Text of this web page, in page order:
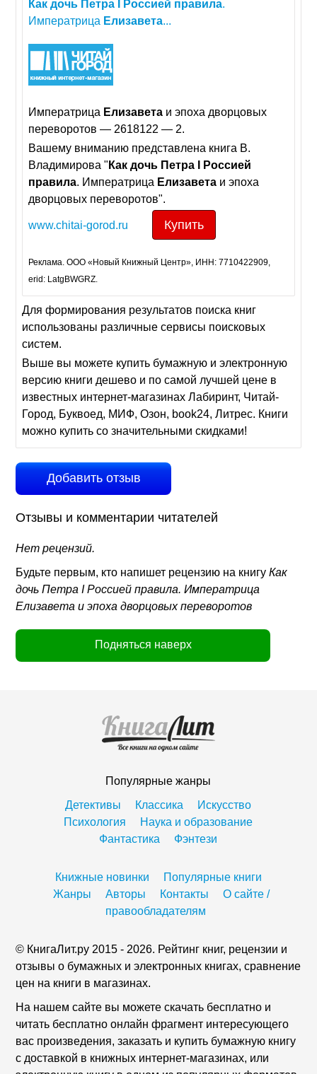
Как дочь Петра Россией правила.
Императрица Елизавета...
Императрица Елизавета и эпоха дворцовых
переворотов — 2618122 — 2.
Вашему вниманию представлена книга В.
Владимирова " Как дочь Петра
Россией
правила. Императрица Елизавета и эпоха
дворцовых переворотов".
www.chitai-gorod.ru Купить
Реклама. ООО «Новый Книжный Центр», ИНН: 7710422909,
erid: LatgBWGRZ.
Для формирования результатов поиска книг
использованы различные сервисы поисковых
систем.
Выше вы можете купить бумажную и электронную
версию книги дешево и по самой лучшей цене в
известных интернет-магазинах Лабиринт, Читай-
Город, Буквоед, МИФ, Озон, book24, Литрес. Книги
можно купить со значительными скидками!
Добавить отзыв
Отзывы и комментарии читателей
Нет рецензий.
Будьте первым, кто напишет рецензию на книгуКак
дочь Петра I Россией правила. Императрица
Елизавета и эпоха дворцовых переворотов
Подняться наверх
Популярные жанры
Детективы
Классика
Искусство
Психология
Наука и образование
Фантастика
Фэнтези
Книжные новинки
Популярные книги
Жанры
Авторы Контакты
О сайте /
правообладателям
© КнигаЛит.ру 2015 - 2026. Рейтинг книг, рецензии и
отзывы о бумажных и электронных книгах, сравнение
цен на книги в магазинах.
На нашем сайте вы можете скачать бесплатно и
читать бесплатно онлайн фрагмент интересующего
вас произведения, заказать и купить бумажную книгу
с доставкой в книжных интернет-магазинах, или